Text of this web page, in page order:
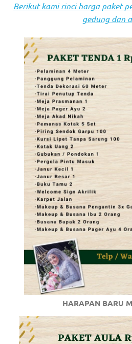
Berikut kami rinci harga paket
gedung dan
HARAPAN BARU